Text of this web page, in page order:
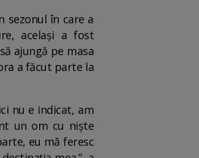
sezonul în care a
același a fost
ajungă pe masa
a făcut parte la
nu e indicat, am
un om cu niște
eu mă feresc